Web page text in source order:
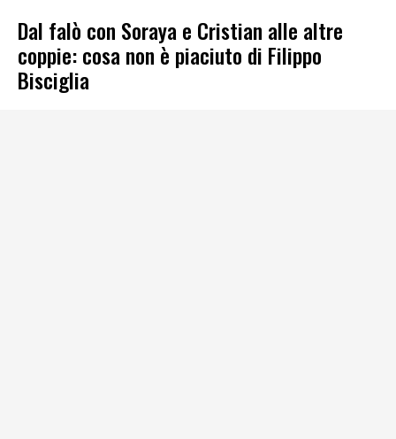
Dal falò con Soraya e Cristian alle altre
coppie: cosa non è piaciuto di Filippo
Bisciglia